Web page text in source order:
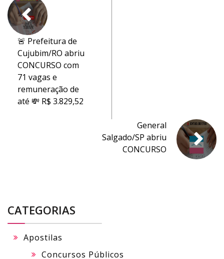
🚨 Prefeitura de
Cujubim/RO abriu
CONCURSO com
71 vagas e
remuneração de
até 💸 R$ 3.829,52
General
Salgado/SP abriu
CONCURSO
CATEGORIAS
Apostilas
Concursos Públicos